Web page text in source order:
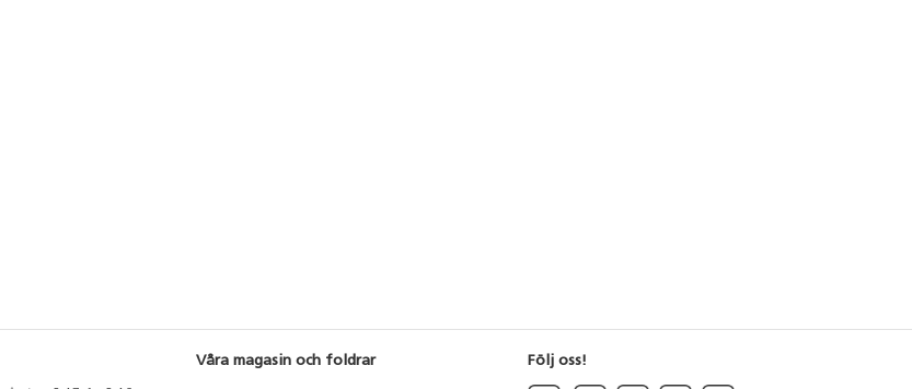
Våra magasin och foldrar Följ oss!